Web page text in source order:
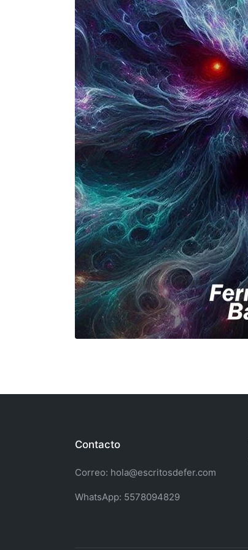
Contacto
Correo: hola@escritosdefer.com
WhatsApp: 5578094829